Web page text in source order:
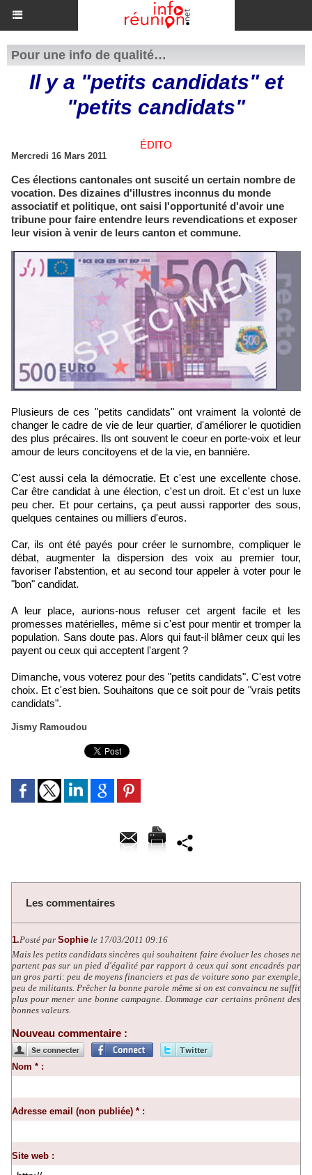
Pour une info de qualité…
Il y a "petits candidats" et
"petits candidats"
ÉDITO
Mercredi 16 Mars 2011
Ces élections cantonales ont suscité un certain nombre de
vocation. Des dizaines d'illustres inconnus du monde
associatif et politique, ont saisi l'opportunité d'avoir une
tribune pour faire entendre leurs revendications et exposer
leur vision à venir de leurs canton et commune.
Plusieurs de ces "petits candidats" ont vraiment la volonté de
changer le cadre de vie de leur quartier, d'améliorer le quotidien
des plus précaires. Ils ont souvent le coeur en porte-voix et leur
amour de leurs concitoyens et de la vie, en bannière.
C'est aussi cela la démocratie. Et c'est une excellente chose.
Car être candidat à une élection, c'est un droit. Et c'est un luxe
peu cher. Et pour certains, ça peut aussi rapporter des sous,
quelques centaines ou milliers d'euros.
Car, ils ont été payés pour créer le surnombre, compliquer le
débat, augmenter la dispersion des voix au premier tour,
favoriser l'abstention, et au second tour appeler à voter pour le
"bon" candidat.
A leur place, aurions-nous refuser cet argent facile et les
promesses matérielles, même si c'est pour mentir et tromper la
population. Sans doute pas. Alors qui faut-il blâmer ceux qui les
payent ou ceux qui acceptent l'argent ?
Dimanche, vous voterez pour des "petits candidats". C'est votre
choix. Et c'est bien. Souhaitons que ce soit pour de "vrais petits
candidats".
Jismy Ramoudou
Les commentaires
1.Posté par Sophie le 17/03/2011 09:16
Mais les petits candidats sincères qui souhaitent faire évoluer les choses ne
partent pas sur un pied d'égalité par rapport à ceux qui sont encadrés par
un gros parti: peu de moyens financiers et pas de voiture sono par exemple,
peu de militants. Prêcher la bonne parole même si on est convaincu ne suffit
plus pour mener une bonne campagne. Dommage car certains prônent des
bonnes valeurs.
Nouveau commentaire :
Nom * :
Adresse email (non publiée) * :
Site web :